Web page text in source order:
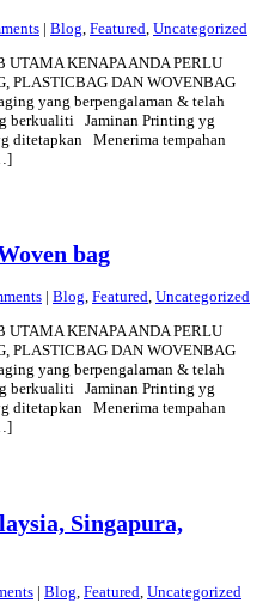
| Blog, Featured, Uncategorized
UTAMA KENAPA ANDA PERLU
PLASTICBAG DAN WOVENBAG
yang berpengalaman & telah
berkualiti Jaminan Printing yg
ditetapkan Menerima tempahan
bag
| Blog, Featured, Uncategorized
UTAMA KENAPA ANDA PERLU
PLASTICBAG DAN WOVENBAG
yang berpengalaman & telah
berkualiti Jaminan Printing yg
ditetapkan Menerima tempahan
Singapura,
| Blog Featured Uncategorized